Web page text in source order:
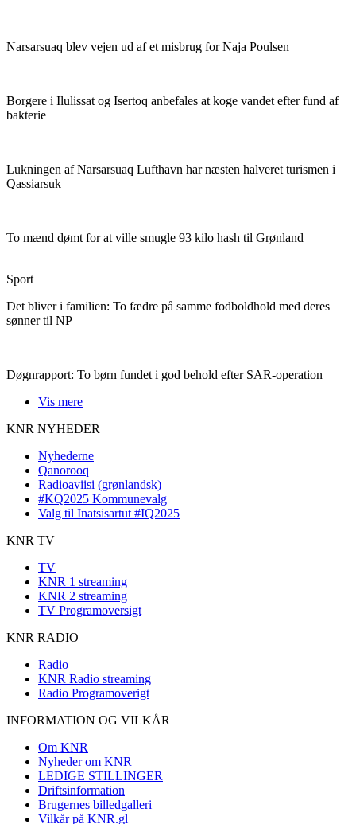
Narsarsuaq blev vejen ud af et misbrug for Naja Poulsen
Borgere i Ilulissat og Isertoq anbefales at koge vandet efter fund af
bakterie
Lukningen af Narsarsuaq Lufthavn har næsten halveret turismen i
Qassiarsuk
To mænd dømt for at ville smugle 93 kilo hash til Grønland
Sport
Det bliver i familien: To fædre på samme fodboldhold med deres
sønner til NP
Døgnrapport: To børn fundet i god behold efter SAR-operation
Vis mere
KNR NYHEDER
Nyhederne
Qanorooq
Radioaviisi (grønlandsk)
#KQ2025 Kommunevalg
Valg til Inatsisartut #IQ2025
KNR TV
TV
KNR 1 streaming
KNR 2 streaming
TV Programoversigt
KNR RADIO
Radio
KNR Radio streaming
Radio Programoverigt
INFORMATION OG VILKÅR
Om KNR
Nyheder om KNR
LEDIGE STILLINGER
Driftsinformation
Brugernes billedgalleri
Vilkår på KNR.gl